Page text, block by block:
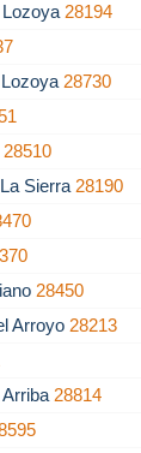
28194
28730
28510
Sierra 28190
28450
Arroyo 28213
28814